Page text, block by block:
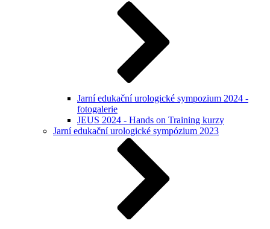
Jarní edukační urologické sympozium 2024 -
fotogalerie
JEUS 2024 - Hands on Training kurzy
Jarní edukační urologické sympózium 2023